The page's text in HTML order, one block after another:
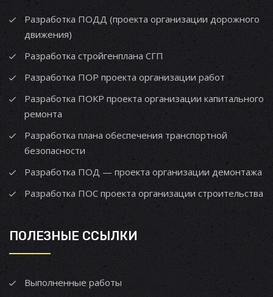
Разработка ПОДД (проекта организации дорожного
движения)
Разработка стройгенплана СГП
Разработка ПОР проекта организации работ
Разработка ПОКР проекта организации капитального
ремонта
Разработка плана обеспечения транспортной
безопасности
Разработка ПОД — проекта организации демонтажа
Разработка ПОС проекта организации строительства
ПОЛЕЗНЫЕ ССЫЛКИ
Выполненные работы